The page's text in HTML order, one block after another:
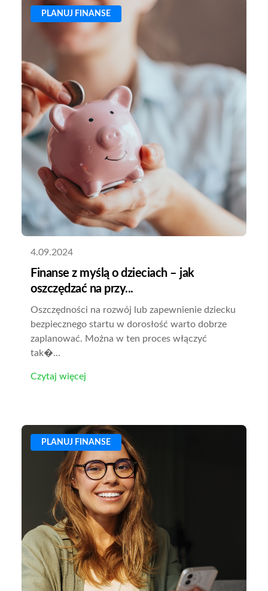
PLANUJ FINANSE
4.09.2024
Finanse z myślą o dzieciach – jak
oszczędzać na przy...
Oszczędności na rozwój lub zapewnienie dziecku
bezpiecznego startu w dorosłość warto dobrze
zaplanować. Można w ten proces włączyć
tak�...
Czytaj więcej
PLANUJ FINANSE